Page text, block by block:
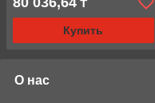
₸
Купить
О нас